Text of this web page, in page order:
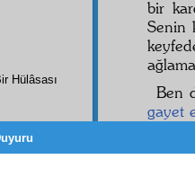
bir
Senin
Ben
gayet
Hülâsası